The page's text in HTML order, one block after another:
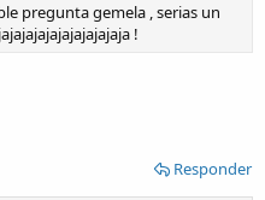
pregunta gemela , serias un
!
Responder